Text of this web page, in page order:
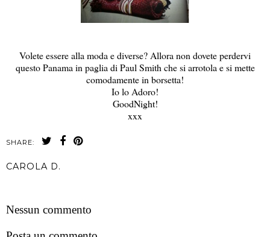
Volete essere alla moda e diverse? Allora non dovete perdervi
questo Panama in paglia di Paul Smith che si arrotola e si mette
comodamente in borsetta!
Io lo Adoro!
GoodNight!
xxx
SHARE:
CAROLA D.
Nessun commento